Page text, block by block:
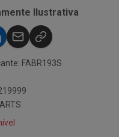
Ilustrativa
FABR193S